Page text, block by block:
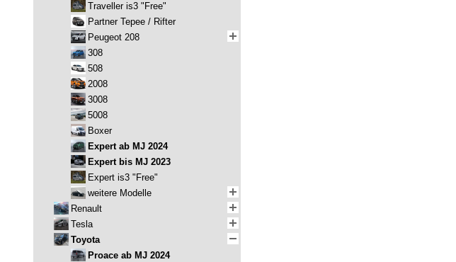
Traveller is3 "Free"
Partner Tepee / Rifter
Peugeot 208
308
508
2008
3008
5008
Boxer
Expert ab MJ 2024
Expert bis MJ 2023
Expert is3 "Free"
weitere Modelle
Renault
Tesla
Toyota
Proace ab MJ 2024